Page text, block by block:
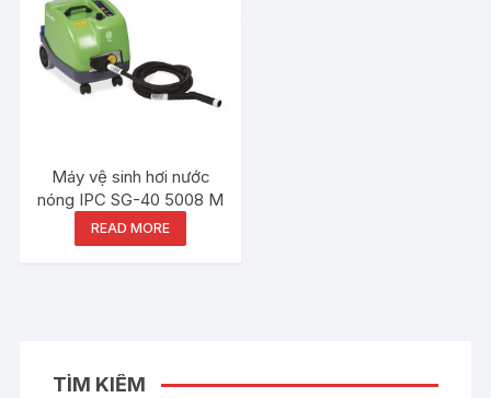
Máy vệ sinh hơi nước
nóng IPC SG-40 5008 M
READ MORE
TÌM KIẾM